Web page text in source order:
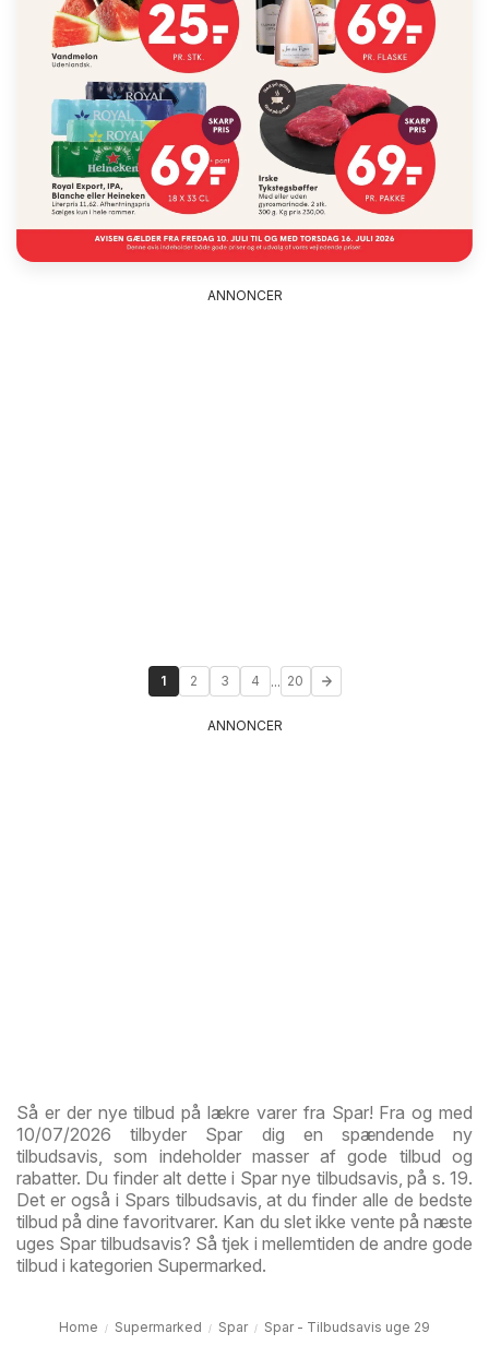
ANNONCER
1 2 3 4 ... 20
ANNONCER
Så er der nye tilbud på lækre varer fra Spar! Fra og med
10/07/2026 tilbyder Spar dig en spændende ny
tilbudsavis, som indeholder masser af gode tilbud og
rabatter. Du finder alt dette i Spar nye tilbudsavis, på s. 19.
Det er også i Spars tilbudsavis, at du finder alle de bedste
tilbud på dine favoritvarer. Kan du slet ikke vente på næste
uges Spar tilbudsavis? Så tjek i mellemtiden de andre gode
tilbud i kategorien Supermarked.
Home Supermarked Spar Spar - Tilbudsavis uge 29